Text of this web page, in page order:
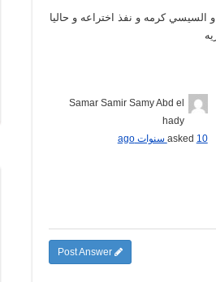
كرمه و نفذ اختراعه و حاليا
Samar Samir Samy Abd el
hady
asked 10 سنوات ago